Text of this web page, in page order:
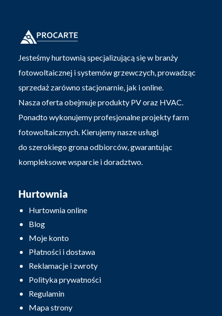
Jesteśmy hurtownią specjalizującą się w branży
fotowoltaicznej i systemów grzewczych, prowadząc
sprzedaż zarówno stacjonarnie, jak i online.
Nasza oferta obejmuje produkty PV oraz HVAC.
Ponadto wykonujemy profesjonalne projekty farm
fotowoltaicznych. Kierujemy nasze usługi
do szerokiego grona odbiorców, gwarantując
kompleksowe wsparcie i doradztwo.
Hurtownia
Hurtownia online
Blog
Moje konto
Płatności i dostawa
Reklamacje i zwroty
Polityka prywatności
Regulamin
Mapa strony